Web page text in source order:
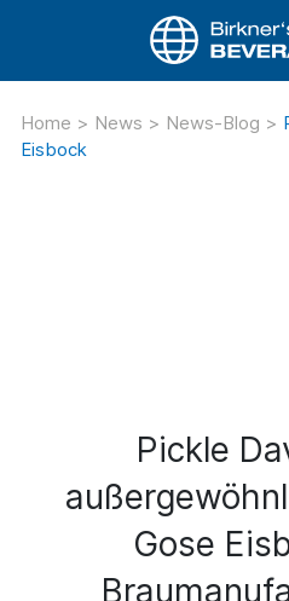
Home > News > News-Blog >
Eisbock
Pickle
Gose